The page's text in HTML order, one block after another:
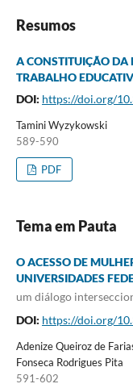
Resumos
A CONSTITUIÇÃO DA
TRABALHO
DOI: https://doi.org/
Tamini Wyzykowski
589-590
PDF
Tema em Pauta
O ACESSO DE
UNIVERSIDADES
um diálogo
DOI: https://doi.org/
Adenize Queiroz de
Fonseca Rodrigues Pita
591-602